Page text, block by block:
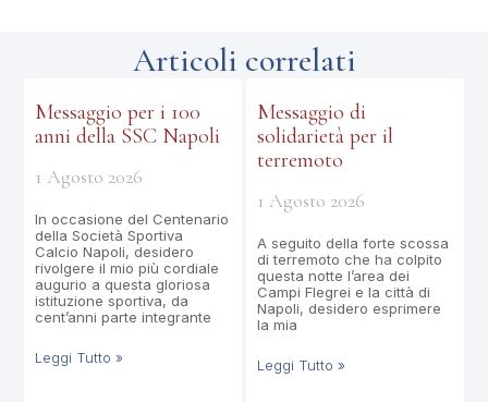
Articoli correlati
Messaggio per i 100
anni della SSC Napoli
1 Agosto 2026
In occasione del Centenario
della Società Sportiva
Calcio Napoli, desidero
rivolgere il mio più cordiale
augurio a questa gloriosa
istituzione sportiva, da
cent’anni parte integrante
Leggi Tutto »
Messaggio di
solidarietà per il
terremoto
1 Agosto 2026
A seguito della forte scossa
di terremoto che ha colpito
questa notte l’area dei
Campi Flegrei e la città di
Napoli, desidero esprimere
la mia
Leggi Tutto »